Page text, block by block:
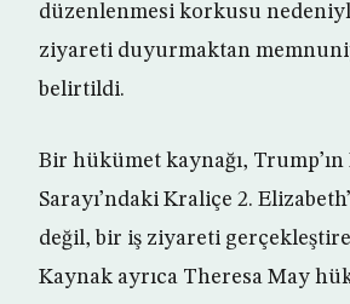
düzenlenmesi korkusu
ziyareti duyurmaktan
belirtildi.
Bir hükümet kaynağı,
Sarayı’ndaki Kraliçe 2.
değil, bir iş ziyareti
Kaynak ayrıca Theresa May